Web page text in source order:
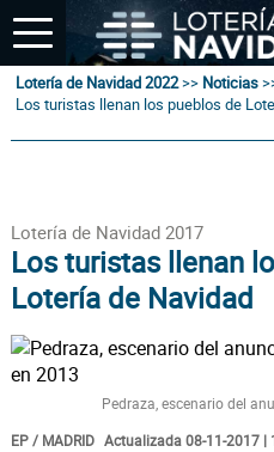
Lotería de Navidad 2022>> Noticias
Los turistas llenan los pueblos de
Lotería de Navidad 2017
Los turistas llenan
Lotería de Navidad
Pedraza, escenario del
EP / MADRID Actualizada 08-11-2017 |